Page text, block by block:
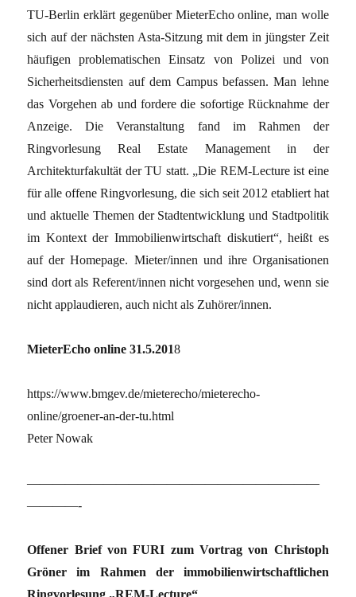
TU-Berlin erklärt gegenüber MieterEcho online, man wolle
sich auf der nächsten Asta-Sitzung mit dem in jüngster Zeit
häufigen problematischen Einsatz von Polizei und von
Sicherheitsdiensten auf dem Campus befassen. Man lehne
das Vorgehen ab und fordere die sofortige Rücknahme der
Anzeige. Die Veranstaltung fand im Rahmen der
Ringvorlesung Real Estate Management in der
Architekturfakultät der TU statt. „Die REM-Lecture ist eine
für alle offene Ringvorlesung, die sich seit 2012 etabliert hat
und aktuelle Themen der Stadtentwicklung und Stadtpolitik
im Kontext der Immobilienwirtschaft diskutiert“, heißt es
auf der Homepage. Mieter/innen und ihre Organisationen
sind dort als Referent/innen nicht vorgesehen und, wenn sie
nicht applaudieren, auch nicht als Zuhörer/innen.
MieterEcho online 31.5.2018
https://www.bmgev.de/mieterecho/mieterecho-
online/groener-an-der-tu.html
Peter Nowak
———————————————————————
————-
Offener Brief von FURI zum Vortrag von Christoph
Gröner im Rahmen der immobilienwirtschaftlichen
Ringvorlesung „REM-Lecture“